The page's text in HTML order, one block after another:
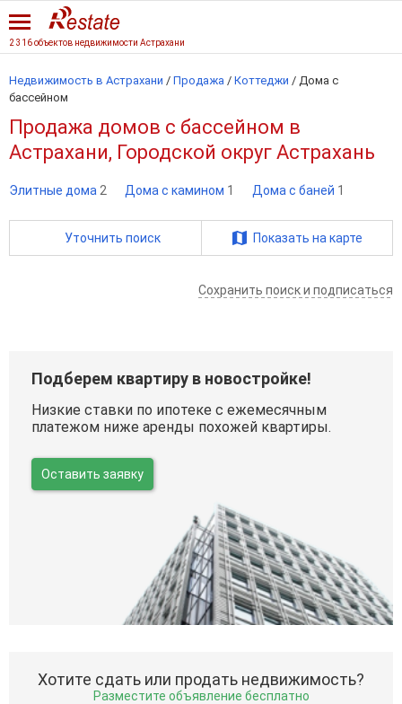
2 316 объектов недвижимости Астрахани
Недвижимость в Астрахани / Продажа / Коттеджи / Дома с
бассейном
Продажа домов с бассейном в
Астрахани, Городской округ Астрахань
Элитные дома 2 Дома с камином 1 Дома с баней 1
Уточнить поиск Показать на карте
Сохранить поиск и подписаться
Подберем квартиру в новостройке!
Низкие ставки по ипотеке с ежемесячным
платежом ниже аренды похожей квартиры.
Оставить заявку
Хотите сдать или продать недвижимость?
Разместите объявление бесплатно